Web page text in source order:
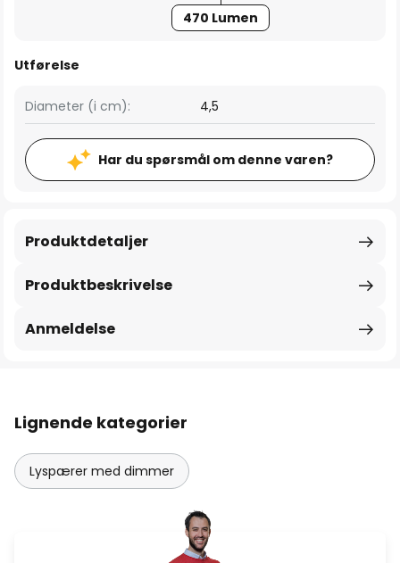
470 Lumen
Utførelse
Diameter (i cm): 4,5
Har du spørsmål om denne varen?
Produktbeskrivelse
Produktdetaljer
Anmeldelse
Lignende kategorier
Lyspærer med dimmer